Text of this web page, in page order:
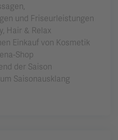
und Friseurleistungen
Hair & Relax
Einkauf von Kosmetik
Shop
der Saison
Saisonausklang